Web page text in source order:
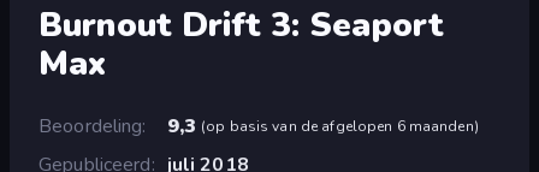
Burnout Drift 3: Seaport
Max
Beoordeling 9,3 (op basis van de afgelopen 6 maanden)
Gepubliceerd
juli 2018